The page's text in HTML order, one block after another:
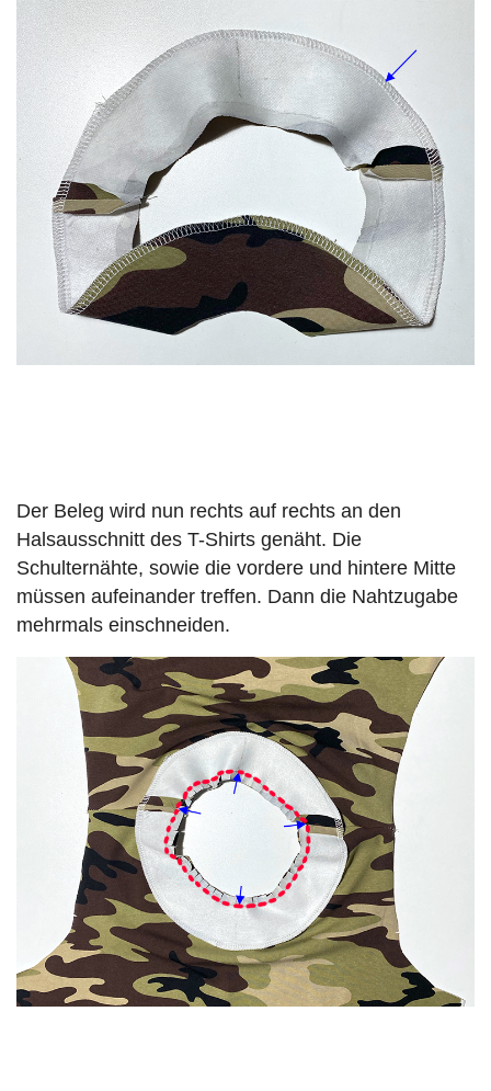
Der Beleg wird nun rechts auf rechts an den
Halsausschnitt des T-Shirts genäht. Die
Schulternähte, sowie die vordere und hintere Mitte
müssen aufeinander treffen. Dann die Nahtzugabe
mehrmals einschneiden.